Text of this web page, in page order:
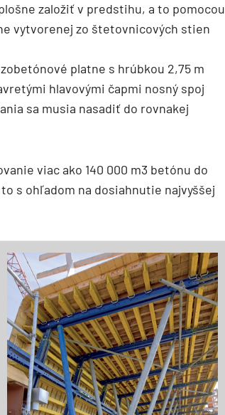
založiť v predstihu, a to pomocou
vytvorenej zo štetovnicových stien
platne s hrúbkou 2,75 m
hlavovými čapmi nosný spoj
sa musia nasadiť do rovnakej
viac ako 140 000 m3 betónu do
s ohľadom na dosiahnutie najvyššej